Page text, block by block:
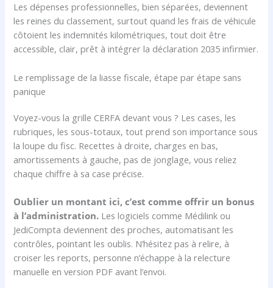
Les dépenses professionnelles, bien séparées, deviennent
les reines du classement, surtout quand les frais de véhicule
côtoient les indemnités kilométriques, tout doit être
accessible, clair, prêt à intégrer la déclaration 2035 infirmier.
Le remplissage de la liasse fiscale, étape par étape sans
panique
Voyez-vous la grille CERFA devant vous ? Les cases, les
rubriques, les sous-totaux, tout prend son importance sous
la loupe du fisc. Recettes à droite, charges en bas,
amortissements à gauche, pas de jonglage, vous reliez
chaque chiffre à sa case précise.
Oublier un montant ici, c’est comme offrir un bonus
à l’administration. Les logiciels comme Médilink ou
JediCompta deviennent des proches, automatisant les
contrôles, pointant les oublis. N’hésitez pas à relire, à
croiser les reports, personne n’échappe à la relecture
manuelle en version PDF avant l’envoi.